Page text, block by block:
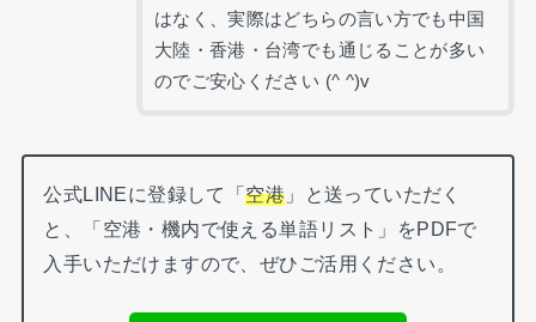
はなく、実際はどちらの言い方でも中国
大陸・香港・台湾でも通じることが多い
のでご安心ください (^ ^)v
公式LINEに登録して「空港 」と送っていただく
と、「空港・機内で使える単語リスト」をPDFで
入手いただけますので、ぜひご活用ください。